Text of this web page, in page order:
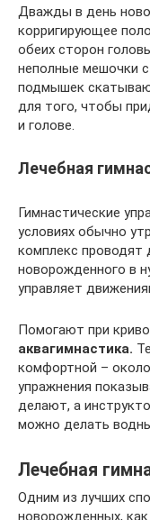
Дважды в день
корригирующее
обеих сторон
неполные мешочки
подмышек
для того, чтобы
и голове.
Лечебная
Гимнастические
условиях обычно
комплекс проводят
новорожденного в
управляет
Помогают при
аквагимнастика.
комфортной –
упражнения
делают, а
можно делать
Лечебная
Одним из лучших
новорожденных,